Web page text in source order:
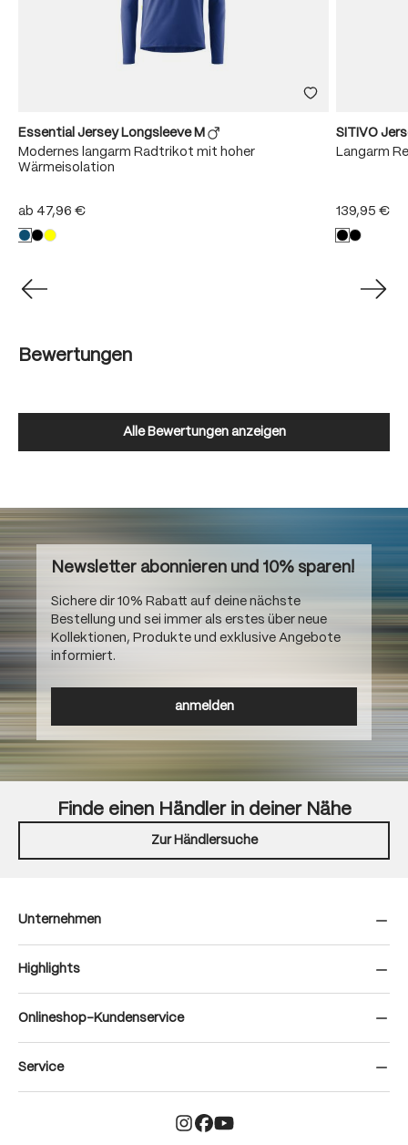
Essential Jersey Longsleeve M
Modernes langarm Radtrikot mit hoher
Wärmeisolation
ab 47,96 €
SITIVO
Langarm
139,95 €
Bewertungen
Alle Bewertungen anzeigen
Newsletter abonnieren und 10% sparen!
Sichere dir 10% Rabatt auf deine nächste
Bestellung und sei immer als erstes über neue
Kollektionen, Produkte und exklusive Angebote
informiert.
anmelden
Finde einen Händler in deiner Nähe
Zur Händlersuche
Unternehmen
Highlights
Onlineshop-Kundenservice
Service